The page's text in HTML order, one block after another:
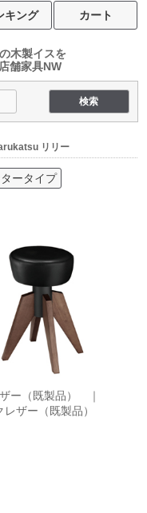
キング カート
木製イスを
舗家具NW
リリー
ータイプ
ザー（既製品） ｜
ザー（既製品）